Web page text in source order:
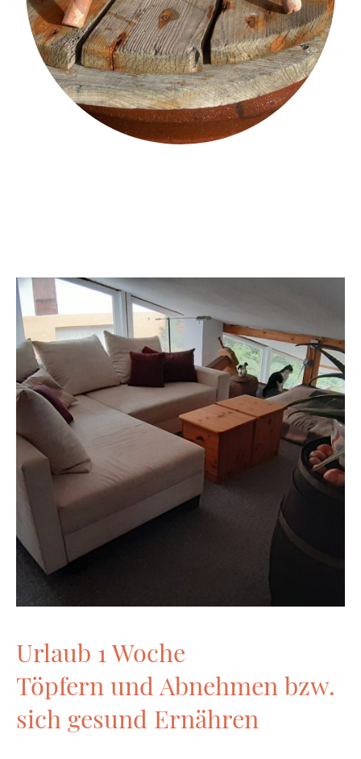
Urlaub 1 Woche
Töpfern und Abnehmen bzw.
sich gesund Ernähren